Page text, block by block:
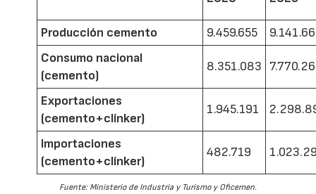
Producción cemento 9.459.655
Consumo nacional
(cemento)
8.351.083
Exportaciones
(cemento+clínker)
1.945.191
Importaciones
(cemento+clínker)
482.719
Fuente: Ministerio de Industria y Turismo y Oficemen.